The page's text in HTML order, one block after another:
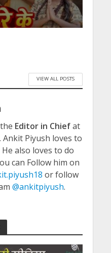
VIEW ALL POSTS
Editor in Chiefat
Piyush loves to
also loves to do
can Follow him on
or follow
@ankitpiyush.